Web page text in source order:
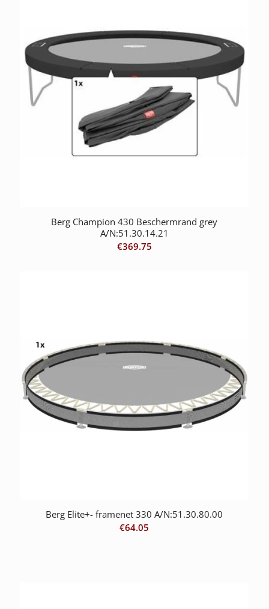
Berg Champion 430 Beschermrand grey
A/N:51.30.14.21
€369.75
Berg Elite+- framenet 330 A/N:51.30.80.00
€64.05